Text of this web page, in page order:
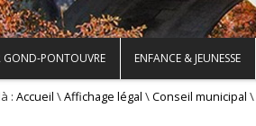
GOND-PONTOUVRE ENFANCE & JEUNESSE
: Accueil \Affichage légal \Conseil municipal \